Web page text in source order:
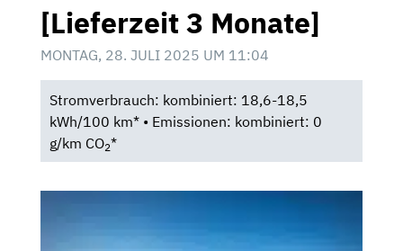
[Lieferzeit 3 Monate]
MONTAG, 28. JULI 2025 UM 11:04
Stromverbrauch: kombiniert: 18,6-18,5
kWh/100 km* • Emissionen: kombiniert: 0
g/km CO2*